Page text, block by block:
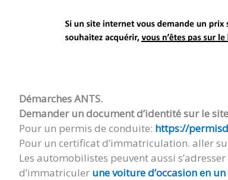
Démarches ANTS.
Demander un document d’identité sur le
Pour un permis de conduite: https://
Pour un certificat d’immatriculation. aller
Les automobilistes peuvent aussi s’adresser
d’immatriculer une voiture d’occasion en